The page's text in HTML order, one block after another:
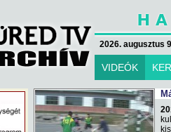
2026. augusztus
VIDEÓK